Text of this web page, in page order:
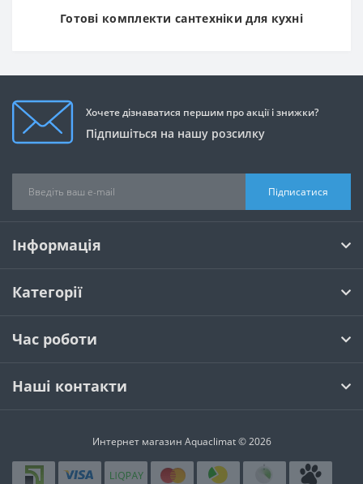
Готові комплекти сантехніки для кухні
Хочете дізнаватися першим про акції і знижки?
Підпишіться на нашу розсилку
Підписатися
Інформація
Категорії
Час роботи
Наші контакти
Интернет магазин Aquaclimat © 2026